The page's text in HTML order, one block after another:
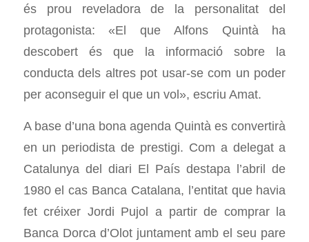
és prou reveladora de la personalitat del
protagonista: «El que Alfons Quintà ha
descobert és que la informació sobre la
conducta dels altres pot usar-se com un poder
per aconseguir el que un vol», escriu Amat.
A base d’una bona agenda Quintà es convertirà
en un periodista de prestigi. Com a delegat a
Catalunya del diari El País destapa l’abril de
1980 el cas Banca Catalana, l’entitat que havia
fet créixer Jordi Pujol a partir de comprar la
Banca Dorca d’Olot juntament amb el seu pare